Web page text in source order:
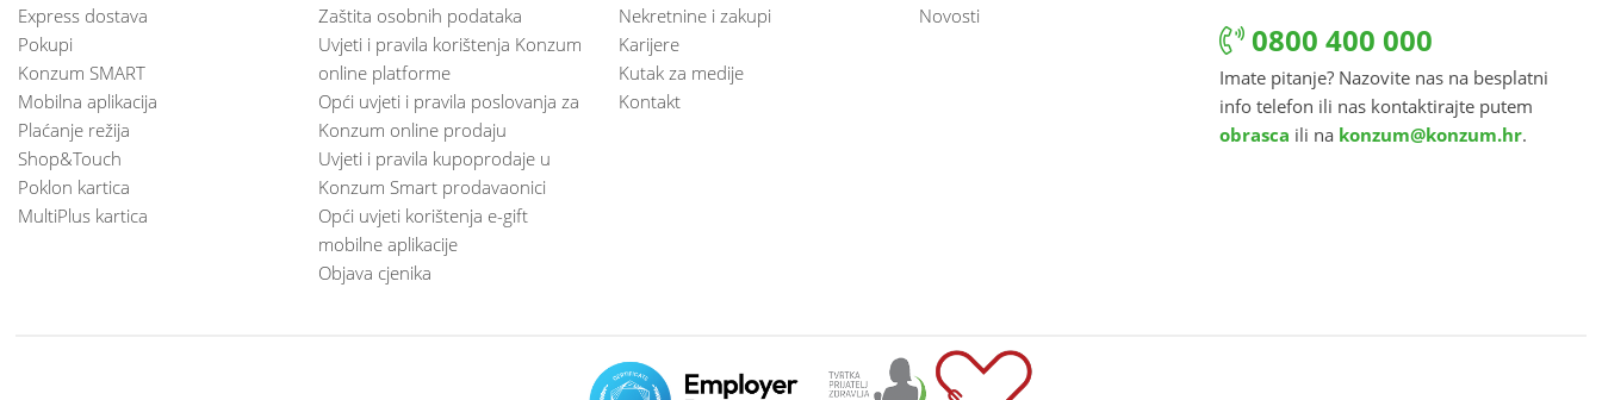
Express dostava
Pokupi
Konzum SMART
Mobilna aplikacija
Plaćanje režija
Shop&Touch
Poklon kartica
MultiPlus kartica
Zaštita osobnih podataka
Uvjeti i pravila korištenja Konzum
online platforme
Opći uvjeti i pravila poslovanja za
Konzum online prodaju
Uvjeti i pravila kupoprodaje u
Konzum Smart prodavaonici
Opći uvjeti korištenja e-gift
mobilne aplikacije
Objava cjenika
Nekretnine i zakupi
Karijere
Kutak za medije
Kontakt
Novosti
0800 400 000
Imate pitanje? Nazovite nas na besplatni
info telefon ili nas kontaktirajte putem
obrasca ili na konzum@konzum.hr.